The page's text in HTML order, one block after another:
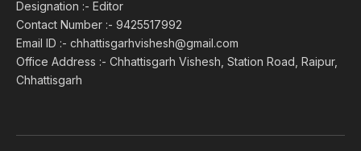
Designation :- Editor
Contact Number :- 9425517992
Email ID :- chhattisgarhvishesh@gmail.com
Office Address :- Chhattisgarh Vishesh, Station Road, Raipur,
Chhattisgarh